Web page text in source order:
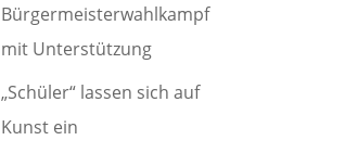
Bürgermeisterwahlkampf
mit Unterstützung
„Schüler“ lassen sich auf
Kunst ein